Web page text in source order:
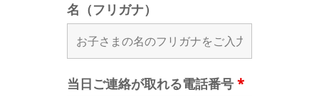
名（フリガナ）
当日ご連絡が取れる電話番号 *